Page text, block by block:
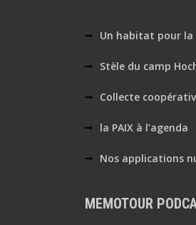
Un habitat pour la
Stèle du camp
Collecte
la PAIX à l’agenda
Nos applications
MEMOTOUR